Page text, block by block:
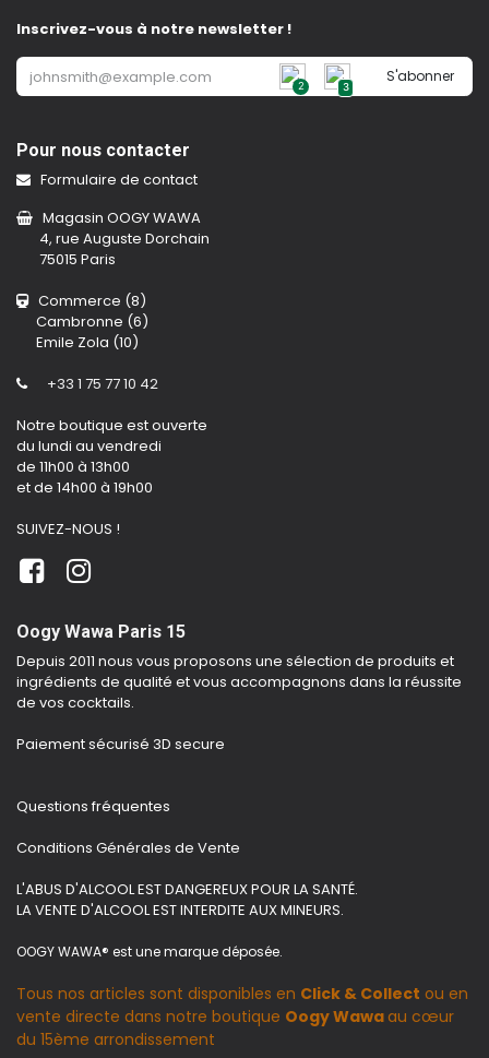
Inscrivez-vous à notre newsletter !
2 3
S'abonner
Pour nous contacter
Formulaire de contact
Magasin OOGY WAWA
4, rue Auguste Dorchain
75015 Paris
Commerce (8)
Cambronne (6)
Emile Zola (10)
+33 1 75 77 10 42
Notre boutique est ouverte
du lundi au vendredi
de 11h00 à 13h00
et de 14h00 à 19h00
SUIVEZ-NOUS !
Oogy Wawa Paris 15
Depuis 2011 nous vous proposons une sélection de produits et
ingrédients de qualité et vous accompagnons dans la réussite
de vos cocktails.
Paiement sécurisé 3D secure
Questions fréquentes
Conditions Générales de Vente
L'ABUS D'ALCOOL EST DANGEREUX POUR LA SANTÉ.
LA VENTE D'ALCOOL EST INTERDITE AUX MINEURS.
OOGY WAWA® est une marque déposée.
Tous nos articles sont disponibles en Click & Collect ou en
vente directe dans notre boutique Oogy Wawaau cœur
du 15ème arrondissement